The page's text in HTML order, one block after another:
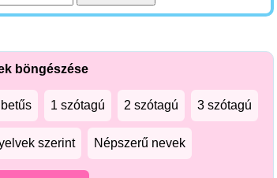
böngészése
1 szótagú 2 szótagú 3 szótagú
szerint Népszerű nevek